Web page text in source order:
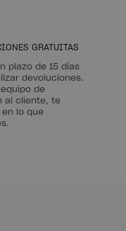
GRATUITAS
plazo de 15 días
devoluciones.
de
al cliente, te
en lo que